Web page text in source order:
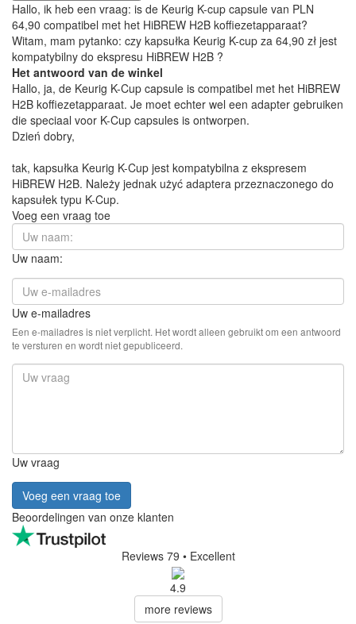
Hallo, ik heb een vraag: is de Keurig K-cup capsule van PLN
64,90 compatibel met het HiBREW H2B koffiezetapparaat?
Witam, mam pytanko: czy kapsułka Keurig K-cup za 64,90 zł jest
kompatybilny do ekspresu HiBREW H2B ?
Het antwoord van de winkel
Hallo, ja, de Keurig K-Cup capsule is compatibel met het HiBREW
H2B koffiezetapparaat. Je moet echter wel een adapter gebruiken
die speciaal voor K-Cup capsules is ontworpen.
Dzień dobry,
tak, kapsułka Keurig K-Cup jest kompatybilna z ekspresem
HiBREW H2B. Należy jednak użyć adaptera przeznaczonego do
kapsułek typu K-Cup.
Voeg een vraag toe
Uw naam:
Uw e-mailadres
Een e-mailadres is niet verplicht. Het wordt alleen gebruikt om een antwoord
te versturen en wordt niet gepubliceerd.
Uw vraag
Voeg een vraag toe
Beoordelingen van onze klanten
Reviews 79 • Excellent
4.9
more reviews